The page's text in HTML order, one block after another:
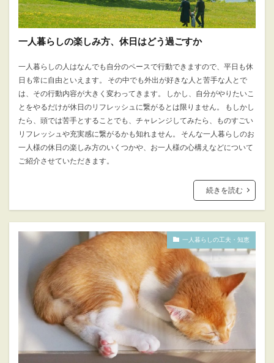
一人暮らしの楽しみ方、休日はどう過ごすか
一人暮らしの人はなんでも自分のペースで行動できますので、平日も休
日も常に自由といえます。 その中でも外出が好きな人と苦手な人とで
は、その行動内容が大きく変わってきます。 しかし、自分がやりたいこ
とをやるだけが休日のリフレッシュに繋がるとは限りません。 もしかし
たら、頭では苦手とすることでも、チャレンジしてみたら、ものすごい
リフレッシュや充実感に繋がるかも知れません。 そんな一人暮らしのお
一人様の休日の楽しみ方のいくつかや、お一人様の心構えなどについて
ご紹介させていただきます。
続きを読む
一人暮らしの工夫・知恵